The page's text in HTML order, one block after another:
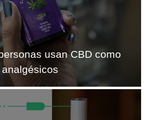
usan CBD como